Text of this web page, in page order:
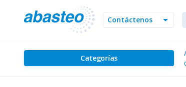
arrow_drop_down
Contáctenos
Categorías